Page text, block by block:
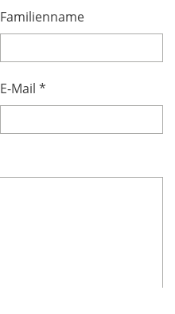
Familienname
E-Mail *